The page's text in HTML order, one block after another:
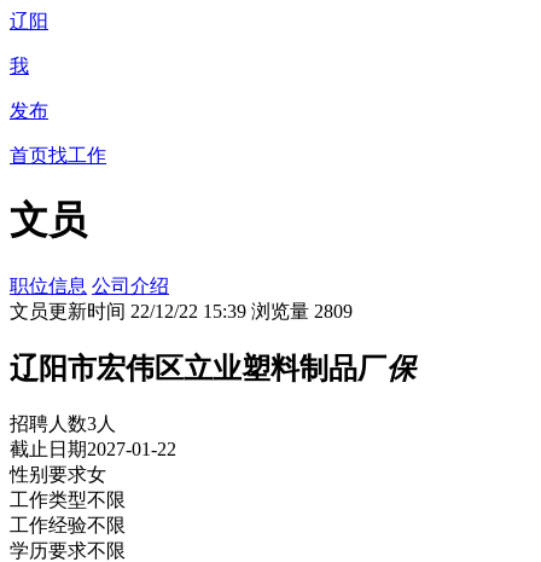
辽阳
我
发布
首页找工作
文员
职位信息 公司介绍
文员更新时间 22/12/22 15:39 浏览量 2809
辽阳市宏伟区立业塑料制品厂保
招聘人数3人
截止日期2027-01-22
性别要求女
工作类型不限
工作经验不限
学历要求不限